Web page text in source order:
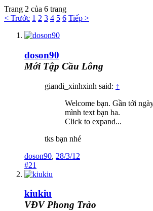
Trang 2 của 6 trang
< Trước 1 2 3 4 5 6 Tiếp >
doson90
Mới Tập Cầu Lông
giandi_xinhxinh said: ↑
Welcome bạn. Gần tới
mình text bạn ha.
Click to expand...
tks bạn nhé
doson90, 28/3/12
#21
kiukiu
VĐV Phong Trào